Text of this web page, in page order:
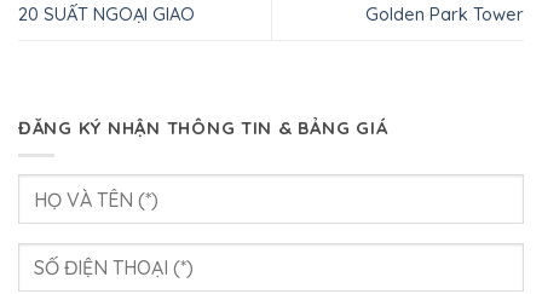
20 SUẤT NGOẠI GIAO
Golden Park Tower
ĐĂNG KÝ NHẬN THÔNG TIN & BẢNG GIÁ